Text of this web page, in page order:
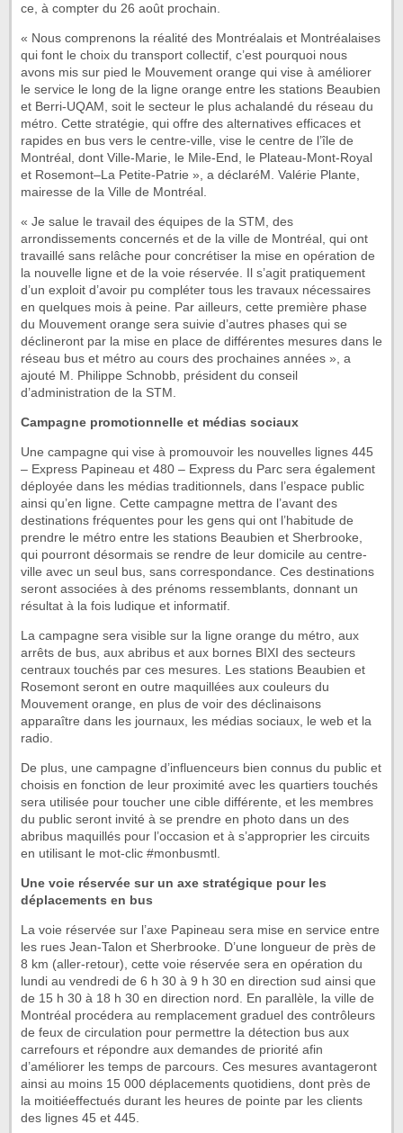
ce, à compter du 26 août prochain.
« Nous comprenons la réalité des Montréalais et Montréalaises
qui font le choix du transport collectif, c’est pourquoi nous
avons mis sur pied le Mouvement orange qui vise à améliorer
le service le long de la ligne orange entre les stations Beaubien
et Berri-UQAM, soit le secteur le plus achalandé du réseau du
métro. Cette stratégie, qui offre des alternatives efficaces et
rapides en bus vers le centre-ville, vise le centre de l’île de
Montréal, dont Ville-Marie, le Mile-End, le Plateau-Mont-Royal
et Rosemont–La Petite-Patrie », a déclaréM. Valérie Plante,
mairesse de la Ville de Montréal.
« Je salue le travail des équipes de la STM, des
arrondissements concernés et de la ville de Montréal, qui ont
travaillé sans relâche pour concrétiser la mise en opération de
la nouvelle ligne et de la voie réservée. Il s’agit pratiquement
d’un exploit d’avoir pu compléter tous les travaux nécessaires
en quelques mois à peine. Par ailleurs, cette première phase
du Mouvement orange sera suivie d’autres phases qui se
déclineront par la mise en place de différentes mesures dans le
réseau bus et métro au cours des prochaines années », a
ajouté M. Philippe Schnobb, président du conseil
d’administration de la STM.
Campagne promotionnelle et médias sociaux
Une campagne qui vise à promouvoir les nouvelles lignes 445
– Express Papineau et 480 – Express du Parc sera également
déployée dans les médias traditionnels, dans l’espace public
ainsi qu’en ligne. Cette campagne mettra de l’avant des
destinations fréquentes pour les gens qui ont l’habitude de
prendre le métro entre les stations Beaubien et Sherbrooke,
qui pourront désormais se rendre de leur domicile au centre-
ville avec un seul bus, sans correspondance. Ces destinations
seront associées à des prénoms ressemblants, donnant un
résultat à la fois ludique et informatif.
La campagne sera visible sur la ligne orange du métro, aux
arrêts de bus, aux abribus et aux bornes BIXI des secteurs
centraux touchés par ces mesures. Les stations Beaubien et
Rosemont seront en outre maquillées aux couleurs du
Mouvement orange, en plus de voir des déclinaisons
apparaître dans les journaux, les médias sociaux, le web et la
radio.
De plus, une campagne d’influenceurs bien connus du public et
choisis en fonction de leur proximité avec les quartiers touchés
sera utilisée pour toucher une cible différente, et les membres
du public seront invité à se prendre en photo dans un des
abribus maquillés pour l’occasion et à s’approprier les circuits
en utilisant le mot-clic #monbusmtl.
Une voie réservée sur un axe stratégique pour les
déplacements en bus
La voie réservée sur l’axe Papineau sera mise en service entre
les rues Jean-Talon et Sherbrooke. D’une longueur de près de
8 km (aller-retour), cette voie réservée sera en opération du
lundi au vendredi de 6 h 30 à 9 h 30 en direction sud ainsi que
de 15 h 30 à 18 h 30 en direction nord. En parallèle, la ville de
Montréal procédera au remplacement graduel des contrôleurs
de feux de circulation pour permettre la détection bus aux
carrefours et répondre aux demandes de priorité afin
d’améliorer les temps de parcours. Ces mesures avantageront
ainsi au moins 15 000 déplacements quotidiens, dont près de
la moitiéeffectués durant les heures de pointe par les clients
des lignes 45 et 445.